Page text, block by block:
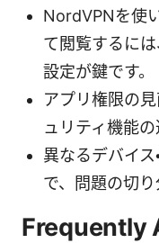
NordVPNを使
て閲覧するに
設定が鍵です。
アプリ権限の
ュリティ機能の
異なるデバイス
で、問題の切り
Frequently